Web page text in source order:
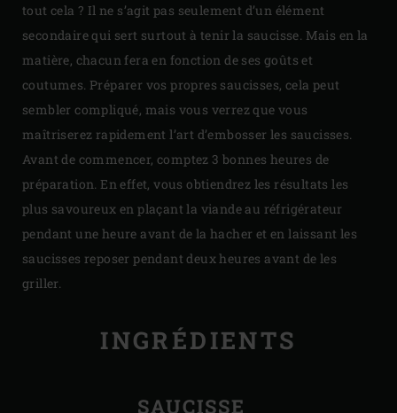
tout cela ? Il ne s’agit pas seulement d’un élément
secondaire qui sert surtout à tenir la saucisse. Mais en la
matière, chacun fera en fonction de ses goûts et
coutumes. Préparer vos propres saucisses, cela peut
sembler compliqué, mais vous verrez que vous
maîtriserez rapidement l’art d’embosser les saucisses.
Avant de commencer, comptez 3 bonnes heures de
préparation. En effet, vous obtiendrez les résultats les
plus savoureux en plaçant la viande au réfrigérateur
pendant une heure avant de la hacher et en laissant les
saucisses reposer pendant deux heures avant de les
griller.
INGRÉDIENTS
SAUCISSE